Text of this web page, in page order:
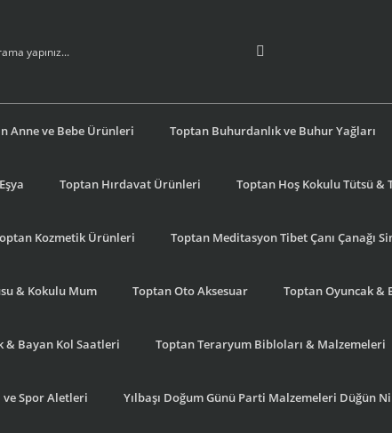
Anne ve Bebe Ürünleri Toptan Buhurdanlık ve Buhur Yağları
Toptan Hırdavat Ürünleri Toptan Hoş Kokulu Tütsü &
Kozmetik Ürünleri Toptan Meditasyon Tibet Çanı Çanağı
& Kokulu Mum Toptan Oto Aksesuar Toptan Oyuncak &
& Bayan Kol Saatleri Toptan Teraryum Bibloları & Malzemeleri
ve Spor Aletleri Yılbaşı Doğum Günü Parti Malzemeleri Düğün